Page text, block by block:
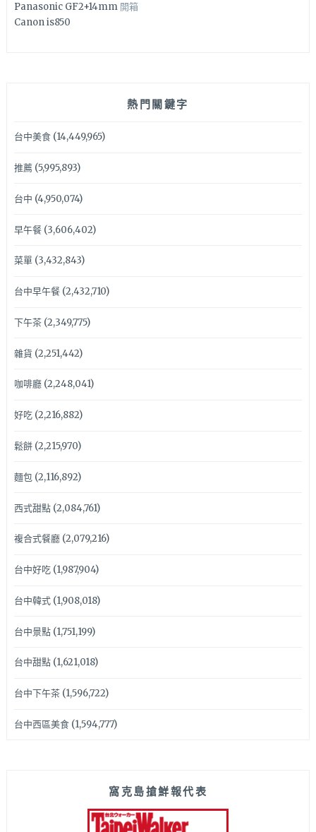
Panasonic GF2+14mm 開箱
Canon is850
熱門關鍵字
台中美食(14,449,965)
推薦(5,995,893)
台中 (4,950,074)
早午餐(3,606,402)
菜單(3,432,843)
台中早午餐(2,432,710)
下午茶(2,349,775)
雜貨 (2,251,442)
咖啡廳(2,248,041)
好吃(2,216,882)
鬆餅(2,215,970)
麵包(2,116,892)
西式甜點(2,084,761)
複合式餐廳(2,079,216)
台中好吃(1,987,904)
台中韓式(1,908,018)
台中景點(1,751,199)
台中甜點(1,621,018)
台中下午茶(1,596,722)
台中西區美食(1,594,777)
窩克島搶鮮報代表